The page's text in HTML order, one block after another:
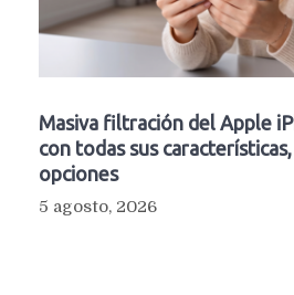
Masiva filtración del Apple
con todas sus
opciones
5 agosto, 2026